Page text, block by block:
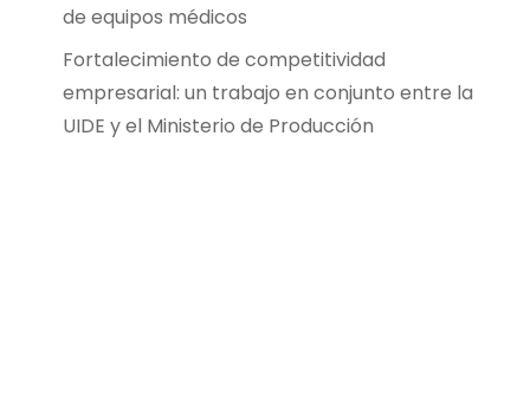
de equipos médicos
Fortalecimiento de competitividad
empresarial: un trabajo en conjunto entre la
UIDE y el Ministerio de Producción